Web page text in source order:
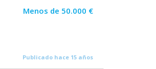
Menos de 50.000 €
Publicado hace 15 años